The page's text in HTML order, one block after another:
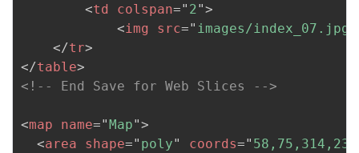
<td colspan=" 2">
<img src=" images/index_07.jpg
</tr>
</table>
<!-- End Save for Web Slices -->
<map name="Map">
<area shape=" poly" coords="